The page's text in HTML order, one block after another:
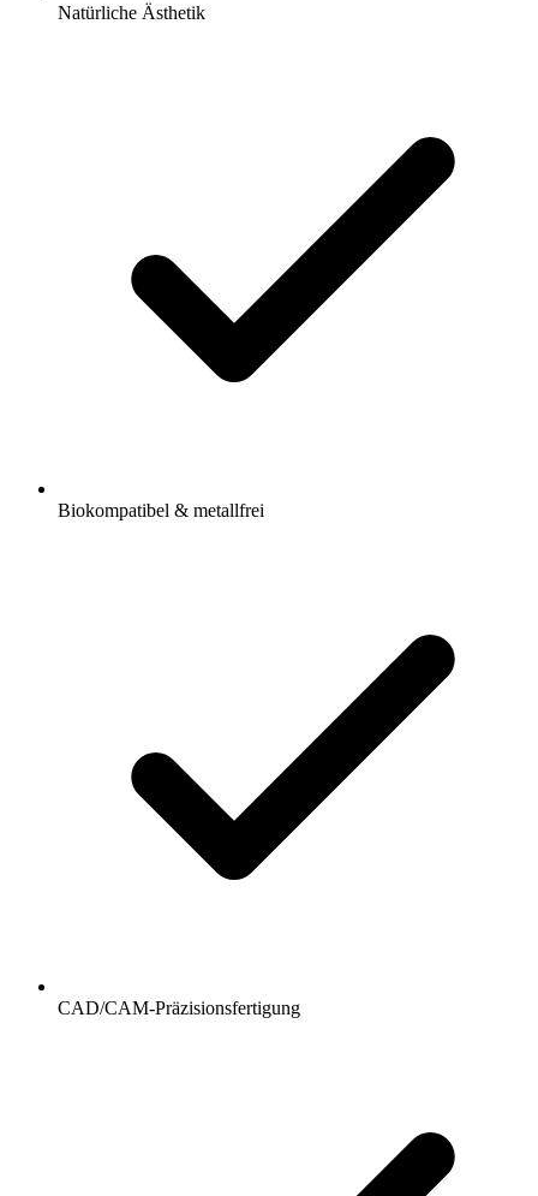
Natürliche Ästhetik
Biokompatibel & metallfrei
CAD/CAM-Präzisionsfertigung